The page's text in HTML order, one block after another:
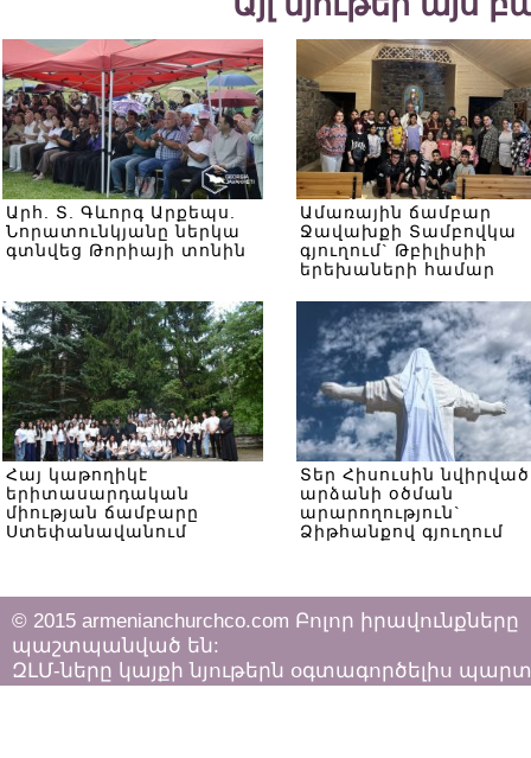
Արհ. Տ. Գևորգ Արքեպս.
Նորատունկյանը ներկա
գտնվեց Թորիայի տոնին
Ամառային ճամբար
Ջավախքի Տամբովկա
գյուղում` Թբիլիսիի
երեխաների համար
Հայ կաթողիկէ
երիտասարդական
միության ճամբարը
Ստեփանավանում
Տեր Հիսուսին նվիրված
արձանի օծման
արարողություն`
Ձիթհանքով գյուղում
© 2015 armenianchurchco.com Բոլոր իրավունքները
պաշտպանված են:
ԶԼՄ-ները կայքի նյութերն օգտագործելիս